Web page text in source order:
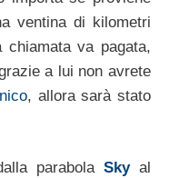
ventina di kilometri
va pagata,
a lui non avrete
, allora sarà stato
parabola Skyal